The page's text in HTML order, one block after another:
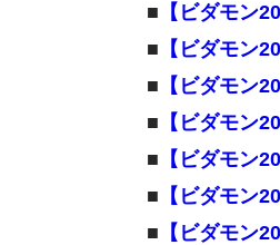
■ 【ビダモン
■ 【ビダモン
■ 【ビダモン
■ 【ビダモン
■ 【ビダモン
■ 【ビダモン
■ 【ビダモン